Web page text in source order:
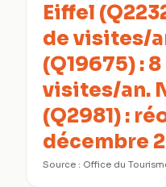
Eiffel
de visites/
(Q19675) :
visites/an.
(Q2981) :
décembre
Source : Office du